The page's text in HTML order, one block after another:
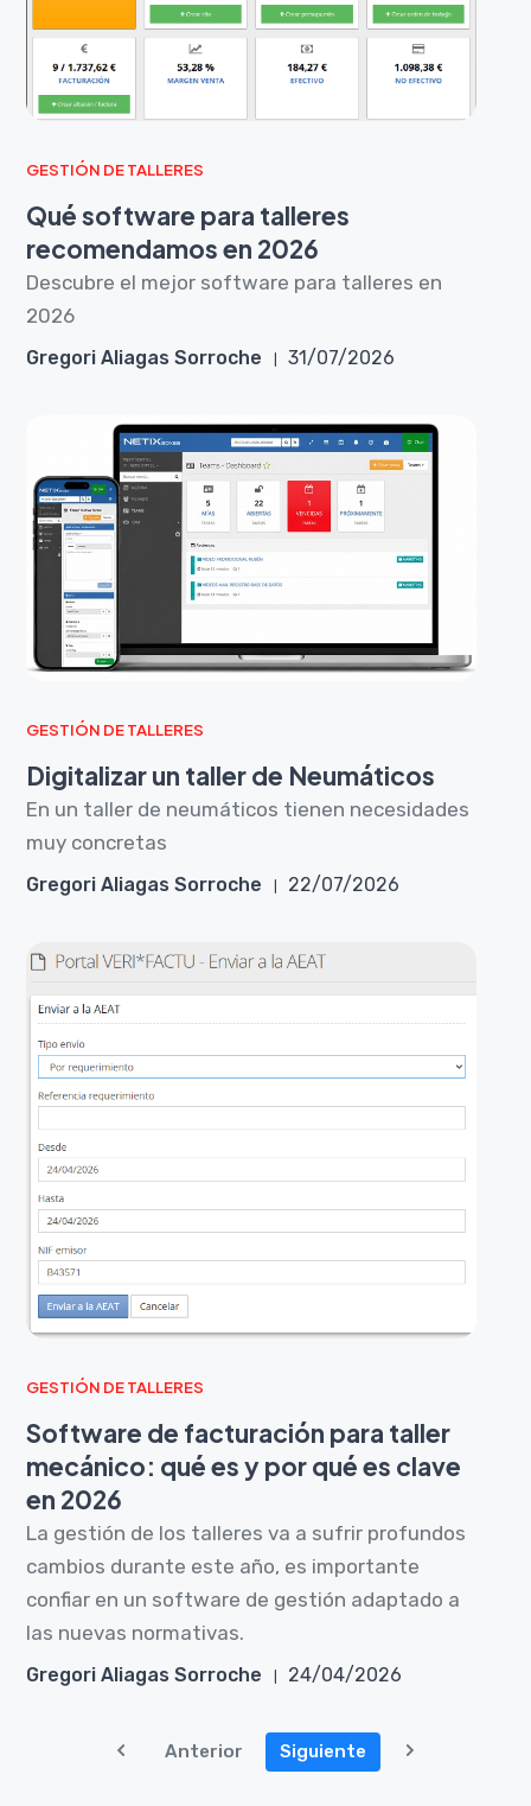
GESTIÓN DE TALLERES
Qué software para talleres
recomendamos en 2026
Descubre el mejor software para talleres en
2026
Gregori Aliagas Sorroche 31/07/2026
GESTIÓN DE TALLERES
Digitalizar un taller de Neumáticos
En un taller de neumáticos tienen necesidades
muy concretas
Gregori Aliagas Sorroche 22/07/2026
GESTIÓN DE TALLERES
Software de facturación para taller
mecánico: qué es y por qué es clave
en 2026
La gestión de los talleres va a sufrir profundos
cambios durante este año, es importante
confiar en un software de gestión adaptado a
las nuevas normativas.
Gregori Aliagas Sorroche 24/04/2026
Anterior Siguiente